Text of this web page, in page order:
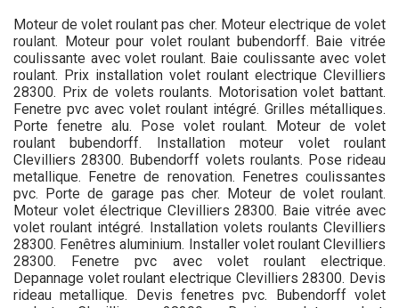
Moteur de volet roulant pas cher. Moteur electrique de volet
roulant. Moteur pour volet roulant bubendorff. Baie vitrée
coulissante avec volet roulant. Baie coulissante avec volet
roulant. Prix installation volet roulant electrique Clevilliers
28300. Prix de volets roulants. Motorisation volet battant.
Fenetre pvc avec volet roulant intégré. Grilles métalliques.
Porte fenetre alu. Pose volet roulant. Moteur de volet
roulant bubendorff. Installation moteur volet roulant
Clevilliers 28300. Bubendorff volets roulants. Pose rideau
metallique. Fenetre de renovation. Fenetres coulissantes
pvc. Porte de garage pas cher. Moteur de volet roulant.
Moteur volet électrique Clevilliers 28300. Baie vitrée avec
volet roulant intégré. Installation volets roulants Clevilliers
28300. Fenêtres aluminium. Installer volet roulant Clevilliers
28300. Fenetre pvc avec volet roulant electrique.
Depannage volet roulant electrique Clevilliers 28300. Devis
rideau metallique. Devis fenetres pvc. Bubendorff volet